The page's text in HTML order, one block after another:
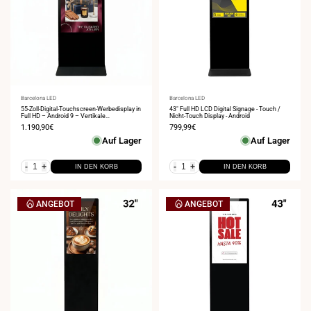
Anbieter:
Barcelona LED
55-Zoll-Digital-Touchscreen-Werbedisplay in
Full HD – Android 9 – Vertikale
Innenwerbung
Verkaufspreis
1.190,90€
Auf Lager
- + IN DEN KORB
Anbieter:
Barcelona LED
43" Full HD LCD Digital Signage - Touch /
Nicht-Touch Display - Android
Verkaufspreis
799,99€
Auf Lager
- + IN DEN KORB
ANGEBOT ANGEBOT